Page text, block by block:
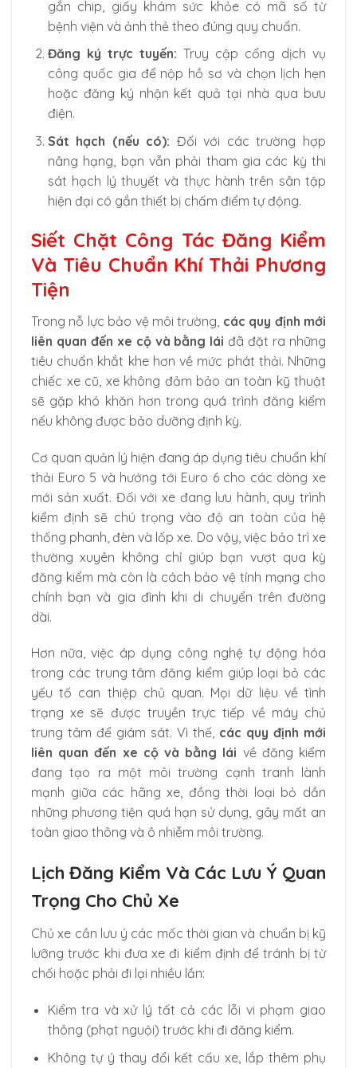
gắn chip, giấy khám sức khỏe có mã số từ
bệnh viện và ảnh thẻ theo đúng quy chuẩn.
Đăng ký trực tuyến: Truy cập cổng dịch vụ
công quốc gia để nộp hồ sơ và chọn lịch hẹn
hoặc đăng ký nhận kết quả tại nhà qua bưu
điện.
Sát hạch (nếu có): Đối với các trường hợp
nâng hạng, bạn vẫn phải tham gia các kỳ thi
sát hạch lý thuyết và thực hành trên sân tập
hiện đại có gắn thiết bị chấm điểm tự động.
Siết Chặt Công Tác Đăng Kiểm
Và Tiêu Chuẩn Khí Thải Phương
Tiện
Trong nỗ lực bảo vệ môi trường, các quy định mới
liên quan đến xe cộ và bằng lái đã đặt ra những
tiêu chuẩn khắt khe hơn về mức phát thải. Những
chiếc xe cũ, xe không đảm bảo an toàn kỹ thuật
sẽ gặp khó khăn hơn trong quá trình đăng kiểm
nếu không được bảo dưỡng định kỳ.
Cơ quan quản lý hiện đang áp dụng tiêu chuẩn khí
thải Euro 5 và hướng tới Euro 6 cho các dòng xe
mới sản xuất. Đối với xe đang lưu hành, quy trình
kiểm định sẽ chú trọng vào độ an toàn của hệ
thống phanh, đèn và lốp xe. Do vậy, việc bảo trì xe
thường xuyên không chỉ giúp bạn vượt qua kỳ
đăng kiểm mà còn là cách bảo vệ tính mạng cho
chính bạn và gia đình khi di chuyển trên đường
dài.
Hơn nữa, việc áp dụng công nghệ tự động hóa
trong các trung tâm đăng kiểm giúp loại bỏ các
yếu tố can thiệp chủ quan. Mọi dữ liệu về tình
trạng xe sẽ được truyền trực tiếp về máy chủ
trung tâm để giám sát. Vì thế, các quy định mới
liên quan đến xe cộ và bằng lái về đăng kiểm
đang tạo ra một môi trường cạnh tranh lành
mạnh giữa các hãng xe, đồng thời loại bỏ dần
những phương tiện quá hạn sử dụng, gây mất an
toàn giao thông và ô nhiễm môi trường.
Lịch Đăng Kiểm Và Các Lưu Ý Quan
Trọng Cho Chủ Xe
Chủ xe cần lưu ý các mốc thời gian và chuẩn bị kỹ
lưỡng trước khi đưa xe đi kiểm định để tránh bị từ
chối hoặc phải đi lại nhiều lần:
Kiểm tra và xử lý tất cả các lỗi vi phạm giao
thông (phạt nguội) trước khi đi đăng kiểm.
Không tự ý thay đổi kết cấu xe, lắp thêm phụ